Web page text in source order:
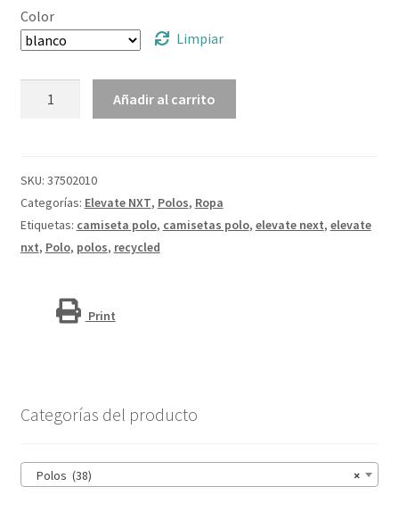
Color
Limpiar
de
material
reciclado
orgánico
"Beryl"
Añadir al carrito
SKU: 37502010
Categorías: Elevate NXT, Polos, Ropa
Etiquetas: camiseta polo, camisetas polo, elevate next, elevate
nxt, Polo, polos, recycled
Print
Categorías del producto
×
Polos (38)